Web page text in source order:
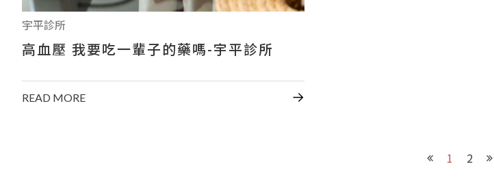
宇平診所
高血壓 我要吃一輩子的藥嗎-宇平診所
READ MORE
1 2